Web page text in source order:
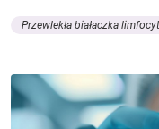
Przewlekła białaczka